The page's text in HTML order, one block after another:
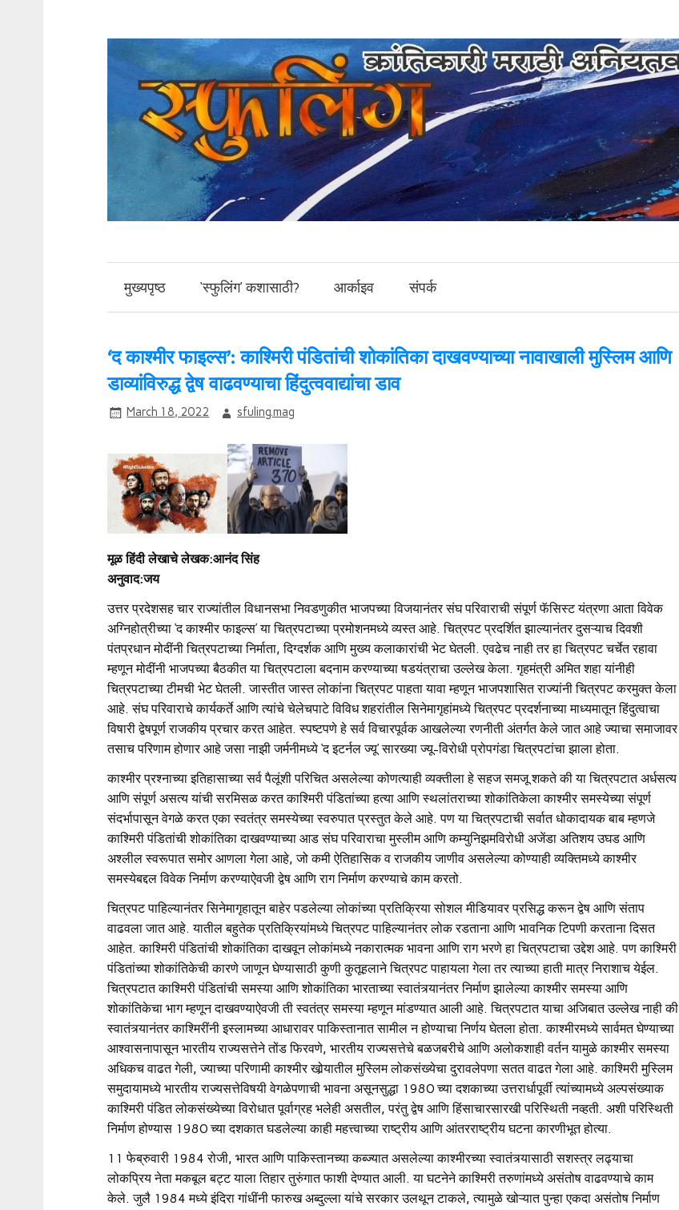
मुख्यपृष्ठ ‘स्फुलिंग’ कशासाठी? आर्काइव संपर्क
‘द काश्मीर फाइल्स’: काश्मिरी पंडितांची शोकांतिका दाखवण्याच्या नावाखाली मुस्लिम आणि
डाव्यांविरुद्ध द्वेष वाढवण्याचा हिंदुत्ववाद्यांचा डाव
March 18, 2022 sfuling.mag
मूळ हिंदी लेखाचे लेखक:आनंद सिंह
अनुवाद:जय
उत्तर प्रदेशसह चार राज्यांतील विधानसभा निवडणुकीत भाजपच्या विजयानंतर संघ परिवाराची संपूर्ण फॅसिस्ट यंत्रणा आता विवेक
अग्निहोत्रीच्या ‘द काश्मीर फाइल्स’ या चित्रपटाच्या प्रमोशनमध्ये व्यस्त आहे. चित्रपट प्रदर्शित झाल्यानंतर दुसऱ्याच दिवशी
पंतप्रधान मोदींनी चित्रपटाच्या निर्माता, दिग्दर्शक आणि मुख्य कलाकारांची भेट घेतली. एवढेच नाही तर हा चित्रपट चर्चेत रहावा
म्हणून मोदींनी भाजपच्या बैठकीत या चित्रपटाला बदनाम करण्याच्या षडयंत्राचा उल्लेख केला. गृहमंत्री अमित शहा यांनीही
चित्रपटाच्या टीमची भेट घेतली. जास्तीत जास्त लोकांना चित्रपट पाहता यावा म्हणून भाजपशासित राज्यांनी चित्रपट करमुक्त केला
आहे. संघ परिवाराचे कार्यकर्ते आणि त्यांचे चेलेचपाटे विविध शहरांतील सिनेमागृहांमध्ये चित्रपट प्रदर्शनाच्या माध्यमातून हिंदुत्वाचा
विषारी द्वेषपूर्ण राजकीय प्रचार करत आहेत. स्पष्टपणे हे सर्व विचारपूर्वक आखलेल्या रणनीती अंतर्गत केले जात आहे ज्याचा समाजावर
तसाच परिणाम होणार आहे जसा नाझी जर्मनीमध्ये ‘द इटर्नल ज्यू’ सारख्या ज्यू-विरोधी प्रोपगंडा चित्रपटांचा झाला होता.
काश्मीर प्रश्नाच्या इतिहासाच्या सर्व पैलूंशी परिचित असलेल्या कोणत्याही व्यक्तीला हे सहज समजू शकते की या चित्रपटात अर्धसत्य
आणि संपूर्ण असत्य यांची सरमिसळ करत काश्मिरी पंडितांच्या हत्या आणि स्थलांतराच्या शोकांतिकेला काश्मीर समस्येच्या संपूर्ण
संदर्भापासून वेगळे करत एका स्वतंत्र समस्येच्या स्वरुपात प्रस्तुत केले आहे. पण या चित्रपटाची सर्वात धोकादायक बाब म्हणजे
काश्मिरी पंडितांची शोकांतिका दाखवण्याच्या आड संघ परिवाराचा मुस्लीम आणि कम्युनिझमविरोधी अजेंडा अतिशय उघड आणि
अश्लील स्वरूपात समोर आणला गेला आहे, जो कमी ऐतिहासिक व राजकीय जाणीव असलेल्या कोण्याही व्यक्तिमध्ये काश्‍मीर
समस्येबद्दल विवेक निर्माण करण्याऐवजी द्वेष आणि राग निर्माण करण्याचे काम करतो.
चित्रपट पाहिल्यानंतर सिनेमागृहातून बाहेर पडलेल्या लोकांच्या प्रतिक्रिया सोशल मीडियावर प्रसिद्ध करून द्वेष आणि संताप
वाढवला जात आहे. यातील बहुतेक प्रतिक्रियांमध्ये चित्रपट पाहिल्यानंतर लोक रडताना आणि भावनिक टिपणी करताना दिसत
आहेत. काश्मिरी पंडितांची शोकांतिका दाखवून लोकांमध्ये नकारात्मक भावना आणि राग भरणे हा चित्रपटाचा उद्देश आहे. पण काश्मिरी
पंडितांच्या शोकांतिकेची कारणे जाणून घेण्यासाठी कुणी कुतूहलाने चित्रपट पाहायला गेला तर त्याच्या हाती मात्र निराशाच येईल.
चित्रपटात काश्मिरी पंडितांची समस्या आणि शोकांतिका भारताच्या स्वातंत्र्यानंतर निर्माण झालेल्या काश्मीर समस्या आणि
शोकांतिकेचा भाग म्हणून दाखवण्याऐवजी ती स्वतंत्र समस्या म्हणून मांडण्यात आली आहे. चित्रपटात याचा अजिबात उल्लेख नाही की
स्वातंत्र्यानंतर काश्मिरींनी इस्लामच्या आधारावर पाकिस्तानात सामील न होण्याचा निर्णय घेतला होता. काश्मीरमध्ये सार्वमत घेण्याच्या
आश्वासनापासून भारतीय राज्यसत्तेने तोंड फिरवणे, भारतीय राज्यसत्तेचे बळजबरीचे आणि अलोकशाही वर्तन यामुळे काश्मीर समस्या
अधिकच वाढत गेली, ज्याच्या परिणामी काश्मीर खोर्‍यातील मुस्लिम लोकसंख्येचा दुरावलेपणा सतत वाढत गेला आहे. काश्मिरी मुस्लिम
समुदायामध्ये भारतीय राज्यसत्तेविषयी वेगळेपणाची भावना असूनसुद्धा 1980 च्या दशकाच्या उत्तरार्धापूर्वी त्यांच्यामध्ये अल्पसंख्याक
काश्मिरी पंडित लोकसंख्येच्या विरोधात पूर्वाग्रह भलेही असतील, परंतु द्वेष आणि हिंसाचारसारखी परिस्थिती नव्हती. अशी परिस्थिती
निर्माण होण्यास 1980 च्या दशकात घडलेल्या काही महत्त्वाच्या राष्ट्रीय आणि आंतरराष्ट्रीय घटना कारणीभूत होत्या.
11 फेब्रुवारी 1984 रोजी, भारत आणि पाकिस्तानच्या कब्ज्यात असलेल्या काश्मीरच्या स्वातंत्र्यासाठी सशस्त्र लढ्याचा
लोकप्रिय नेता मकबूल बट्ट याला तिहार तुरुंगात फाशी देण्यात आली. या घटनेने काश्मिरी तरुणांमध्ये असंतोष वाढवण्याचे काम
केले. जुलै 1984 मध्ये इंदिरा गांधींनी फारुख अब्दुल्ला यांचे सरकार उलथून टाकले, त्यामुळे खोऱ्यात पुन्हा एकदा असंतोष निर्माण